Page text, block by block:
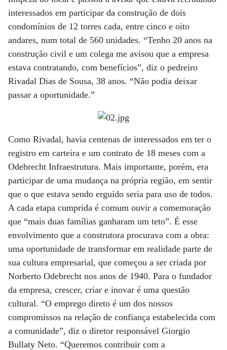
interessados em participar da construção de dois
condomínios de 12 torres cada, entre cinco e oito
andares, num total de 560 unidades. “Tenho 20 anos na
construção civil e um colega me avisou que a empresa
estava contratando, com benefícios”, diz o pedreiro
Rivadal Dias de Sousa, 38 anos. “Não podia deixar
passar a oportunidade.”
Como Rivadal, havia centenas de interessados em ter o
registro em carteira e um contrato de 18 meses com a
Odebrecht Infraestrutura. Mais importante, porém, era
participar de uma mudança na própria região, em sentir
que o que estava sendo erguido seria para uso de todos.
A cada etapa cumprida é comum ouvir a comemoração
que “mais duas famílias ganharam um teto”. É esse
envolvimento que a construtora procurava com a obra:
uma oportunidade de transformar em realidade parte de
sua cultura empresarial, que começou a ser criada por
Norberto Odebrecht nos anos de 1940. Para o fundador
da empresa, crescer, criar e inovar é uma questão
cultural. “O emprego direto é um dos nossos
compromissos na relação de confiança estabelecida com
a comunidade”, diz o diretor responsável Giorgio
Bullaty Neto. “Queremos contribuir com a